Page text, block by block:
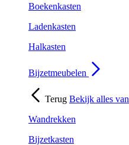
Boekenkasten
Ladenkasten
Halkasten
Bijzetmeubelen
Terug Bekijk alles van
Wandrekken
Bijzetkasten